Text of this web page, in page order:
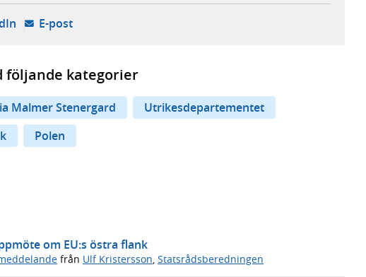
extern webbplats,
flik, extern webbplats,
- öppnas i ny flik, extern webbplats,
E-post- öppnar din e-postklient,
följande kategorier
Malmer Stenergard
Utrikesdepartementet
Polen
om EU:s östra flank
från Ulf Kristersson Statsrådsberedningen